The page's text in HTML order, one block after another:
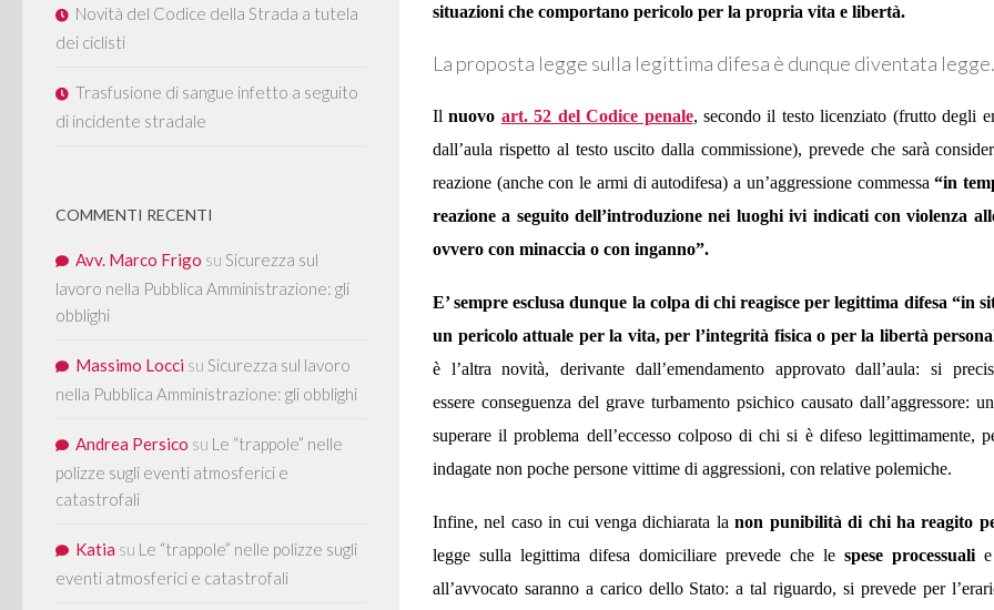
situazioni che comportano pericolo per la propria vita e libertà.
La proposta legge sulla legittima difesa è dunque diventata legge.
Ilnuovo art. 52 del Codice penale, secondo il testo licenziato (frutto degli
dall’aula rispetto al testo uscito dalla commissione), prevede che sarà
reazione (anche con le armi di autodifesa) a un’aggressione commessa“in
reazione a seguito dell’introduzione nei luoghi ivi indicati con violenza
ovvero con minaccia o con inganno”.
E’ sempre esclusa dunque la colpa di chi reagisce per legittima difesa “in
un pericolo attuale per la vita, per l’integrità fisica o per la libertà
è l’altra novità, derivante dall’emendamento approvato dall’aula: si
essere conseguenza del grave turbamento psichico causato dall’aggressore:
superare il problema dell’eccesso colposo di chi si è difeso legittimamente,
indagate non poche persone vittime di aggressioni, con relative polemiche.
Infine, nel caso in cui venga dichiarata lanon punibilità di chi ha reagito
legge sulla legittima difesa domiciliare prevede che le spese processuali
all’avvocato saranno a carico dello Stato: a tal riguardo, si prevede per
Novità del Codice della Strada a tutela
dei ciclisti
Trasfusione di sangue infetto a seguito
di incidente stradale
COMMENTI RECENTI
Avv. Marco Frigo su Sicurezza sul
lavoro nella Pubblica Amministrazione: gli
obblighi
Massimo Locci su Sicurezza sul lavoro
nella Pubblica Amministrazione: gli obblighi
Andrea Persico su Le “trappole” nelle
polizze sugli eventi atmosferici e
catastrofali
Katia su Le “trappole” nelle polizze sugli
eventi atmosferici e catastrofali